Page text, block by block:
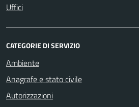
Uffici
CATEGORIE DI SERVIZIO
Ambiente
Anagrafe e stato civile
Autorizzazioni